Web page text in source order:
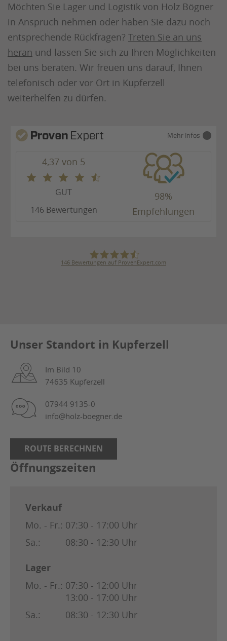
Möchten Sie Lager und Logistik von Holz Bögner
in Anspruch nehmen oder haben Sie dazu noch
entsprechende Rückfragen? Treten Sie an uns
heran und lassen Sie sich zu Ihren Möglichkeiten
bei uns beraten. Wir freuen uns darauf, Ihnen
telefonisch oder vor Ort in Kupferzell
weiterhelfen zu dürfen.
Mehr Infos
4,37 von 5
GUT
146 Bewertungen
98%
Empfehlungen
146 Bewertungen auf ProvenExpert.com
Unser Standort in Kupferzell
Im Bild 10
74635 Kupferzell
07944 9135-0
info@holz-boegner.de
ROUTE BERECHNEN
Öffnungszeiten
Verkauf
Mo. - Fr.: 07:30 - 17:00 Uhr
Sa.:
08:30 - 12:30 Uhr
Lager
Mo. - Fr.: 07:30 - 12:00 Uhr
13:00 - 17:00 Uhr
Sa.:
08:30 - 12:30 Uhr